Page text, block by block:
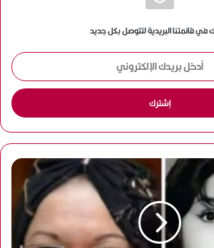
في قائمتنا البريدية لتتوصل بكل جديد